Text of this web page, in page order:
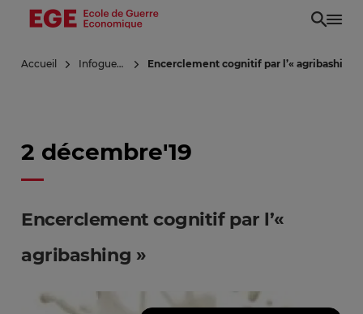
Aller
principal
Accueil Infoguerre Encerclement cognitif par l’« agribashing »
2 décembre'19
Encerclement cognitif par l’«
agribashing »